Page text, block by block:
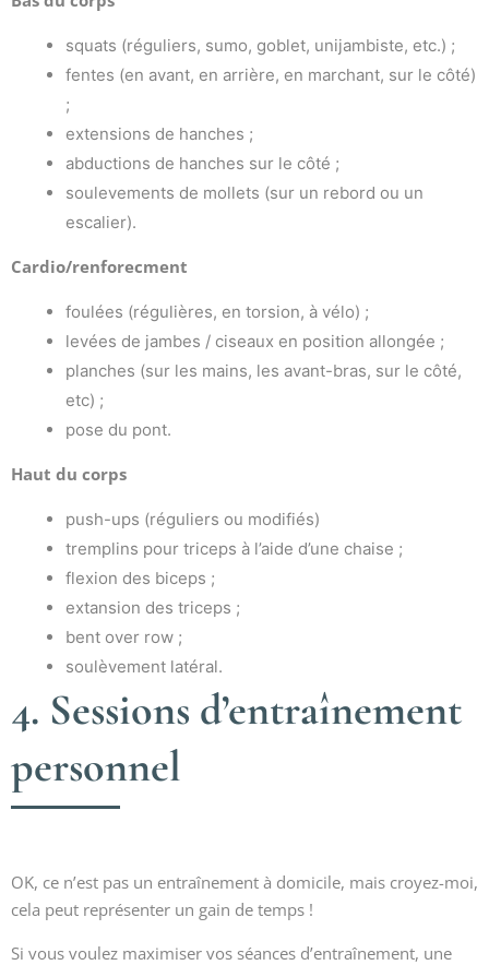
squats (réguliers, sumo, goblet, unijambiste, etc.) ;
fentes (en avant, en arrière, en marchant, sur le côté)
;
extensions de hanches ;
abductions de hanches sur le côté ;
soulevements de mollets (sur un rebord ou un
escalier).
Cardio/renforecment
foulées (régulières, en torsion, à vélo) ;
levées de jambes / ciseaux en position allongée ;
planches (sur les mains, les avant-bras, sur le côté,
etc) ;
pose du pont.
Haut du corps
push-ups (réguliers ou modifiés)
tremplins pour triceps à l’aide d’une chaise ;
flexion des biceps ;
extansion des triceps ;
bent over row ;
soulèvement latéral.
4. Sessions d’entraînement
personnel
OK, ce n’est pas un entraînement à domicile, mais croyez-moi,
cela peut représenter un gain de temps !
Si vous voulez maximiser vos séances d’entraînement, une